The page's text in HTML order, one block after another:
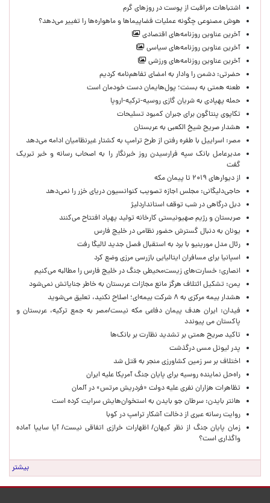
اشتباهات مراقبت از پوست در روزهای گرم
هوش مصنوعی چگونه عملیات فضاپیماها و ماهواره‌ها را تغییر می‌دهد؟
آخرین عناوین روزنامه‌های اقتصادی
آخرین عناوین روزنامه‌های سیاسی
آخرین عناوین روزنامه‌های ورزشی
حضرتی: دشمن را وادار به امضای تفاهم‌نامه کردیم
طعنه همتی به بسنت؛ پول‌هایمان دست خودمان است
حمله پهپادی به شریان گازی روسیه-ترکیه-اروپا
تکاپوی پنتاگون برای جبران کمبود تسلیحات
هشدار صریح شیخ الکعبی به عربستان
مصر: اسراییل با طفره رفتن از طرح ترامپ به کشتار غیرنظامیان ادامه می‌دهد
مدیرعامل بانک سپه فرارسیدن روز خبرنگار را به اصحاب رسانه و خبر تبریک
گفت
از دیوارهای ۲۰۱۹ تا پیمان مکه
حاجی‌دلیگانی: مجلس اجازه تصویب کنوانسیون دریای خزر را نمی‌دهد
دبل درگاهی در شب توقف استانداردلیژ
صربستان و رژیم صهیونیستی کارخانه تولید پهپاد افتتاح می‌کنند
یونان به دنبال گسترش حضور نظامی در خلیج فارس
رئال مدل مورینیو با برد به استقبال فصل جدید لالیگا رفت
اسپانیا برای مسافران ایتالیایی بازرسی مرزی وضع کرد
انصاری: خسارت‌های زیست‌محیطی جنگ در خلیج فارس را مطالبه‌ می‌کنیم
یمن: تشکیل ائتلاف هرگز مانع مجازات عربستان به خاطر جنایاتش نمی‌شود
هشدار بیمه مرکزی به ۸ شرکت بیمه‌ای؛ اصلاح نکنید، تعلیق می‌شوید
فیدان: ایران هدف پیمان دفاعی مکه نیست/مصر به جمع ترکیه، عربستان و
پاکستان می پیوندد
تاکید صریح همتی بر تشدید نظارت بر بانک‌ها
پدر لیونل مسی درگذشت
اختلاف بر سر زمین کشاورزی منجر به قتل شد
راه‌حل نماینده روسیه برای پایان جنگ آمریکا علیه ایران
تظاهرات هزاران نفری علیه دولت «فردریش مرتس» در آلمان
هانتر بایدن: سرطان جو بایدن به استخوان‌هایش سرایت کرده است
روایت رسانه عبری از دخالت آشکار ترامپ در کوبا
زمان پایان جنگ از نظر کیهان/ اظهارات خرازی اتفاقی نیست/ آیا سایپا آماده
واگذاری است؟
بیشتر